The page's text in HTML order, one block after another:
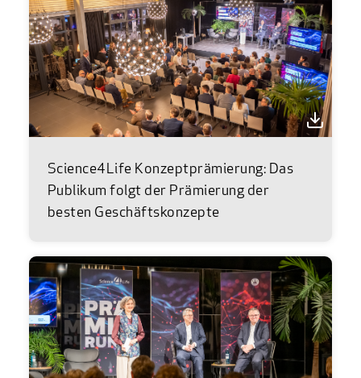
Science4Life Konzeptprämierung: Das
Publikum folgt der Prämierung der
besten Geschäftskonzepte